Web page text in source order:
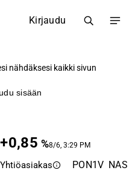
Kirjaudu
nähdäksesi kaikki sivun
sisään
+0,85 %8/6, 3:29 PM
Yhtiöasiakas PON1V